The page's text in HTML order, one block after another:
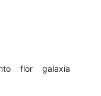
flor
galaxia